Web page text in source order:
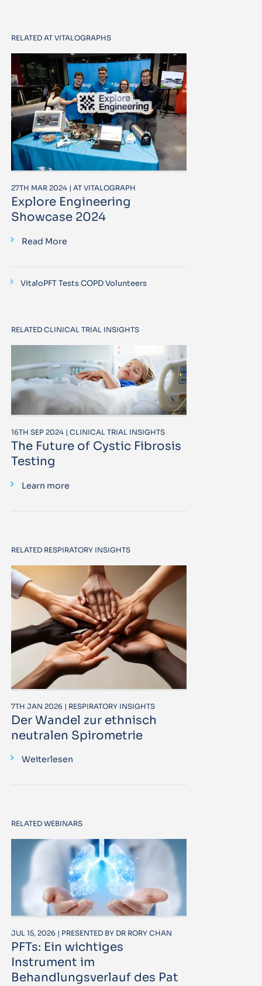
RELATED AT VITALOGRAPHS
27TH MAR 2024 | AT VITALOGRAPH
Explore Engineering
Showcase 2024
Read More
VitaloPFT Tests COPD Volunteers
RELATED CLINICAL TRIAL INSIGHTS
16TH SEP 2024 | CLINICAL TRIAL INSIGHTS
The Future of Cystic Fibrosis
Testing
Learn more
RELATED RESPIRATORY INSIGHTS
7TH JAN 2026 | RESPIRATORY INSIGHTS
Der Wandel zur ethnisch
neutralen Spirometrie
Weiterlesen
RELATED WEBINARS
JUL 15, 2026 | PRESENTED BY DR RORY CHAN
PFTs: Ein wichtiges
Instrument im
Behandlungsverlauf des Pat